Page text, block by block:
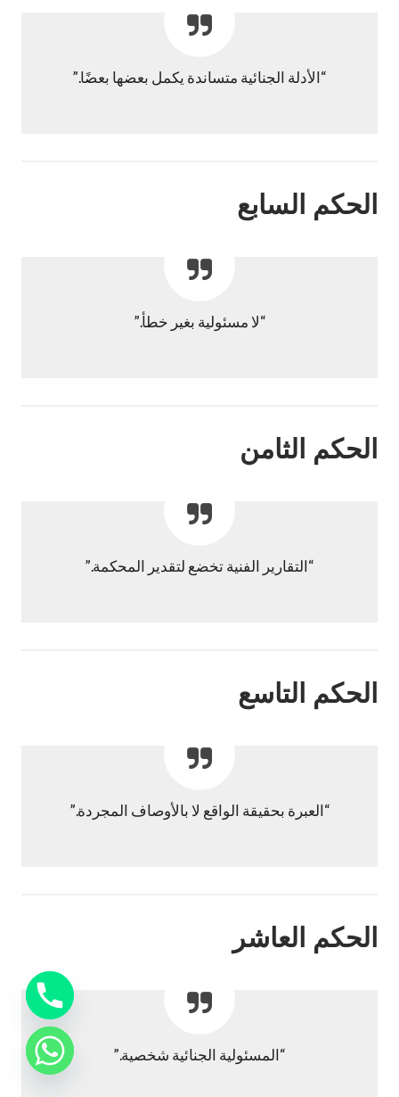
“الأدلة الجنائية متساندة يكمل بعضها بعضًا.”
الحكم السابع
“لا مسئولية بغير خطأ.”
الحكم الثامن
“التقارير الفنية تخضع لتقدير المحكمة.”
الحكم التاسع
“العبرة بحقيقة الواقع لا بالأوصاف المجردة.”
الحكم العاشر
“المسئولية الجنائية شخصية.”